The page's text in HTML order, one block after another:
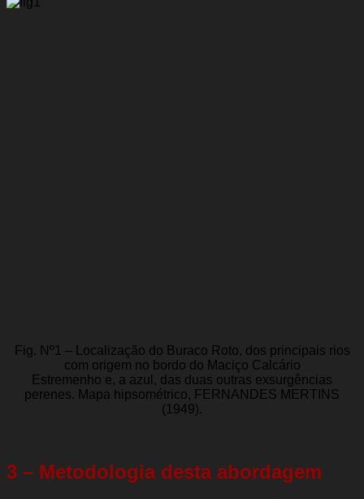
Fig. Nº1 – Localização do Buraco Roto, dos principais rios
com origem no bordo do Maciço Calcário
Estremenho e, a azul, das duas outras exsurgências
perenes. Mapa hipsométrico, FERNANDES MERTINS
(1949).
3 – Metodologia desta abordagem